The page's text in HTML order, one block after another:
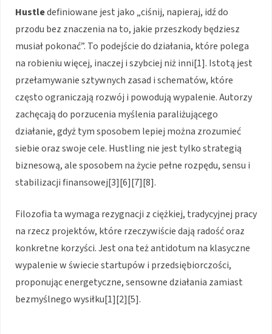
Hustledefiniowane jest jako „ciśnij, napieraj, idź do
przodu bez znaczenia na to, jakie przeszkody będziesz
musiał pokonać”. To podejście do działania, które polega
na robieniu więcej, inaczej i szybciej niż inni[1]. Istotą jest
przełamywanie sztywnych zasad i schematów, które
często ograniczają rozwój i powodują wypalenie. Autorzy
zachęcają do porzucenia myślenia paraliżującego
działanie, gdyż tym sposobem lepiej można zrozumieć
siebie oraz swoje cele. Hustling nie jest tylko strategią
biznesową, ale sposobem na życie pełne rozpędu, sensu i
stabilizacji finansowej[3][6][7][8].
Filozofia ta wymaga rezygnacji z ciężkiej, tradycyjnej pracy
na rzecz projektów, które rzeczywiście dają radość oraz
konkretne korzyści. Jest ona też antidotum na klasyczne
wypalenie w świecie startupów i przedsiębiorczości,
proponując energetyczne, sensowne działania zamiast
bezmyślnego wysiłku[1][2][5].